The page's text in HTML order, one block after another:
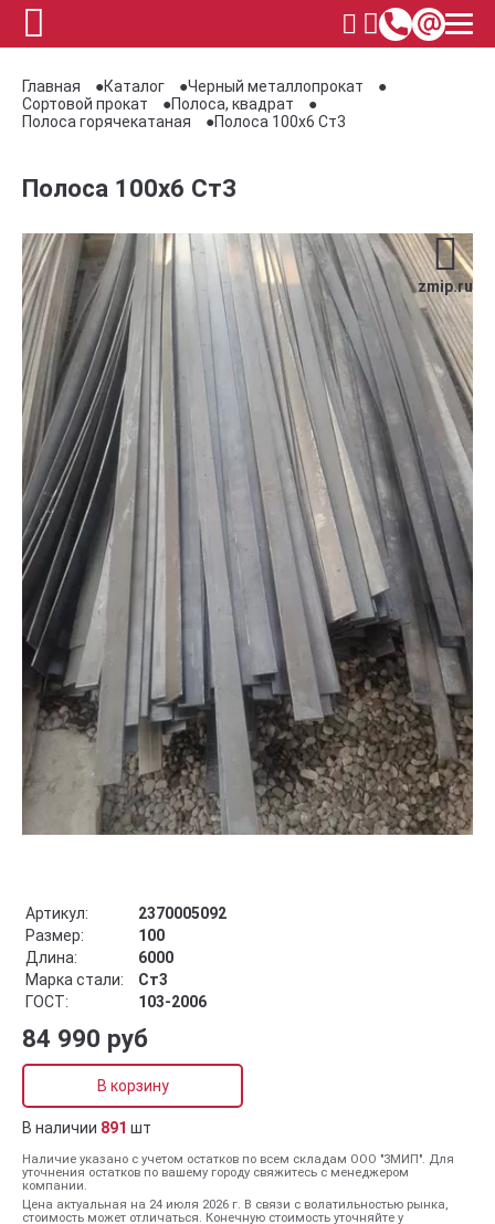
Главная Каталог
Черный металлопрокат
Сортовой прокат
Полоса, квадрат
Полоса горячекатаная
Полоса 100х6 Ст3
Полоса 100х6 Ст3
zmip.ru
Артикул:
2370005092
Размер:
100
Длина:
6000
Марка стали:
Ст3
ГОСТ:
103-2006
84 990 руб
В корзину
В наличии 891 шт
Наличие указано с учетом остатков по всем складам ООО "ЗМИП". Для
уточнения остатков по вашему городу свяжитесь с менеджером
компании.
Цена актуальная на 24 июля 2026 г. В связи с волатильностью рынка,
стоимость может отличаться. Конечную стоимость уточняйте у